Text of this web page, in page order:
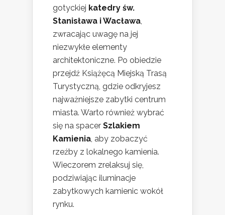
gotyckiej katedry św.
Stanisława i Wacława
zwracając uwagę na jej
niezwykłe elementy
architektoniczne. Po obiedzie
przejdź Książęcą Miejską Trasą
Turystyczną, gdzie odkryjesz
najważniejsze zabytki centrum
miasta. Warto również wybrać
się na spacer Szlakiem
Kamienia , aby zobaczyć
rzeźby z lokalnego kamienia.
Wieczorem zrelaksuj się,
podziwiając iluminacje
zabytkowych kamienic wokół
rynku.